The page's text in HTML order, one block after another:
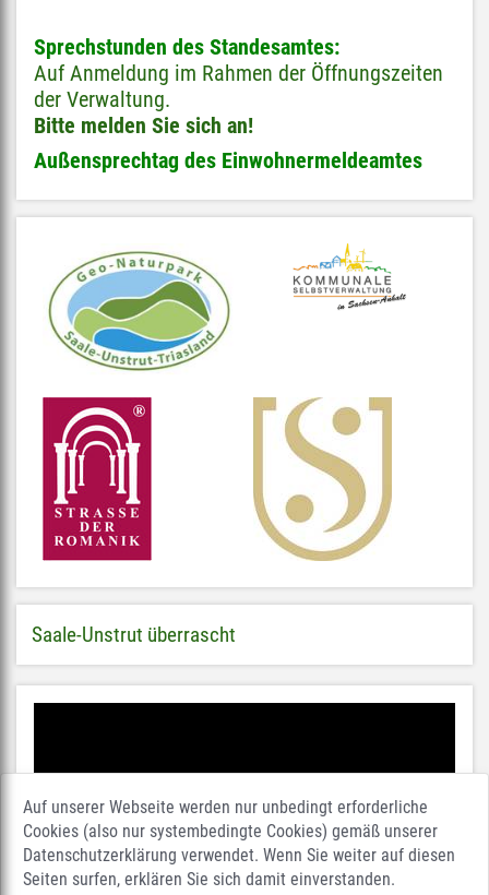
Auf unserer Webseite werden nur unbedingt erforderliche
Cookies (also nur systembedingte Cookies) gemäß unserer
Datenschutzerklärung verwendet. Wenn Sie weiter auf diesen
Seiten surfen, erklären Sie sich damit einverstanden.
Sprechstunden des Standesamtes:
Auf Anmeldung im Rahmen der Öffnungszeiten
der Verwaltung.
Bitte melden Sie sich an!
Außensprechtag des Einwohnermeldeamtes
Saale-Unstrut überrascht